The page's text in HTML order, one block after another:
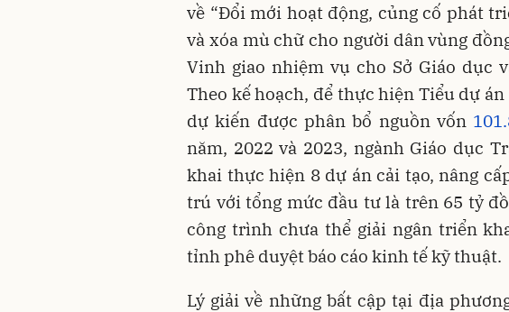
về “Đổi mới hoạt động, củng cố phát
và xóa mù chữ cho người dân vùng
Vinh giao nhiệm vụ cho Sở Giáo dục
Theo kế hoạch, để thực hiện Tiểu dự
dự kiến được phân bổ nguồn vốn
năm, 2022 và 2023, ngành Giáo dục
khai thực hiện 8 dự án cải tạo, nâng
trú với tổng mức đầu tư là trên 65 tỷ
công trình chưa thể giải ngân triển
tỉnh phê duyệt báo cáo kinh tế kỹ thuật.
Lý giải về những bất cập tại địa